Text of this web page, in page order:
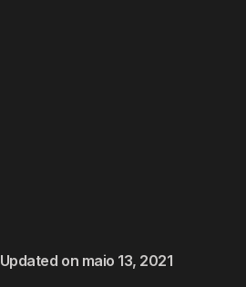
Updated on maio 13, 2021